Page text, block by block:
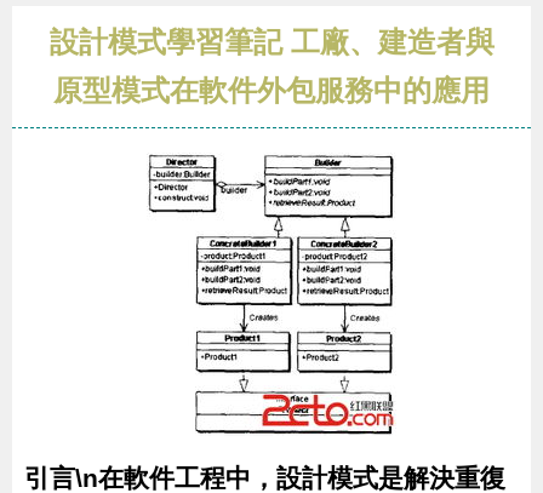
設計模式學習筆記 工廠、建造者與
原型模式在軟件外包服務中的應用
引言\n在軟件工程中，設計模式是解決重復